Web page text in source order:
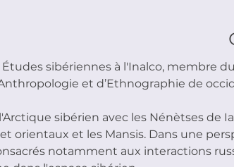
sibériennes à l'Inalco, membre
et d’Ethnographie de
sibérien avec les Nénètses de
orientaux et les Mansis. Dans une
notamment aux interactions